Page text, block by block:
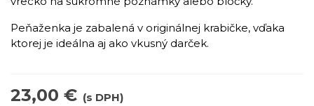
Peňaženka je zabalená v originálnej krabičke, vďaka
ktorej je ideálna aj ako vkusný darček.
23,00 € (s DPH)